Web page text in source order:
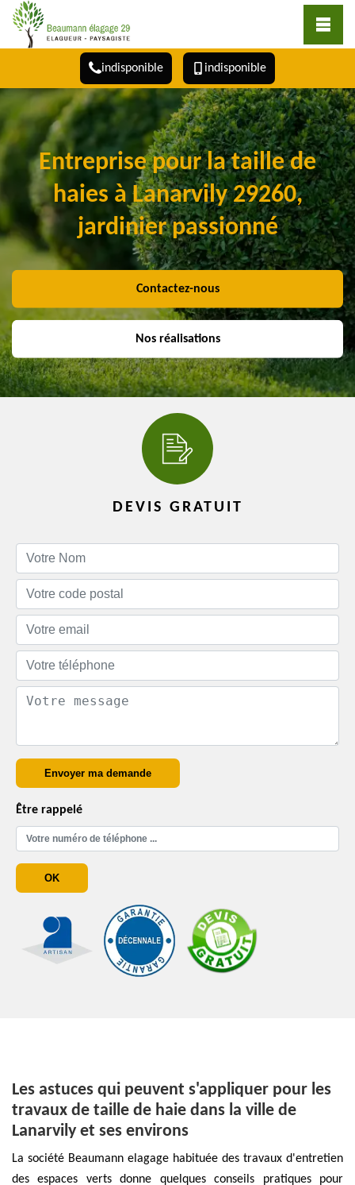
indisponible indisponible
Entreprise pour la taille de
haies à Lanarvily 29260,
jardinier passionné
Contactez-nous
Nos réalisations
DEVIS GRATUIT
Être rappelé
Les astuces qui peuvent s'appliquer pour les
travaux de taille de haie dans la ville de
Lanarvily et ses environs
La société Beaumann elagage habituée des travaux d'entretien
des espaces verts donne quelques conseils pratiques pour